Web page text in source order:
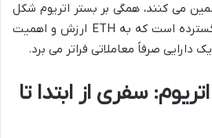
می کنند، همگی بر بستر اتریوم شکل
گرفته اند. این کاربردهای گسترده است که به ETH ارزش و اهمیت
دارایی صرفاً معاملاتی فراتر می برد.
سفری از ابتدا تا